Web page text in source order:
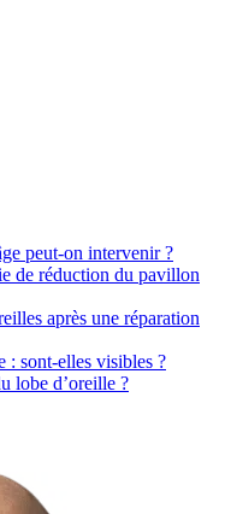
peut-on intervenir ?
de réduction du pavillon
après une réparation
: sont-elles visibles ?
lobe d’oreille ?